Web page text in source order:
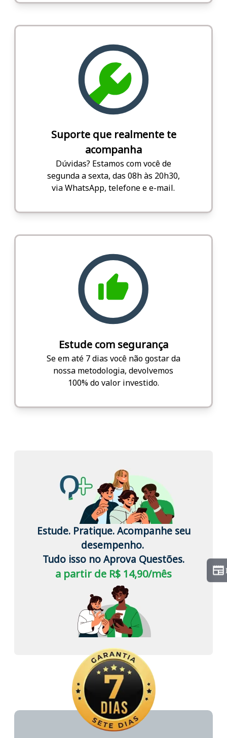
Suporte que realmente te
acompanha
Dúvidas? Estamos com você de
segunda a sexta, das 08h às 20h30,
via WhatsApp, telefone e e-mail.
Estude com segurança
Se em até 7 dias você não gostar da
nossa metodologia, devolvemos
100% do valor investido.
Estude. Pratique. Acompanhe seu
desempenho.
Tudo isso no Aprova Questões.
a partir de R$ 14,90/mês